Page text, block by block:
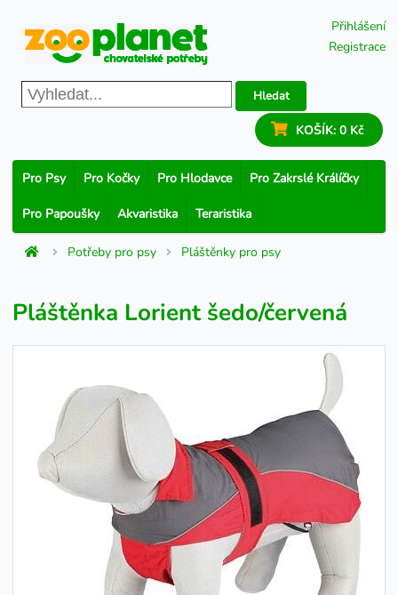
Přihlášení
Registrace
Hledat
KOŠÍK: 0 Kč
Pro Psy Pro Kočky Pro Hlodavce Pro Zakrslé Králíčky
Pro Papoušky Akvaristika Teraristika
Potřeby pro psy Pláštěnky pro psy
Pláštěnka Lorient šedo/červená